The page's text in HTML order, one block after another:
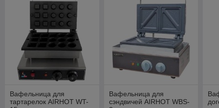
Вафельница для
тартарелок AIRHOT WT-
Вафельница для
сэндвичей AIRHOT WBS-